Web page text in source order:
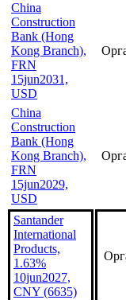
China
Construction
Bank (Hong
Kong Branch),
FRN
15jun2031,
USD
China
Construction
Bank (Hong
Kong Branch),
FRN
15jun2029,
USD
Santander
International
Products,
1.63%
10jun2027,
CNY (6635)